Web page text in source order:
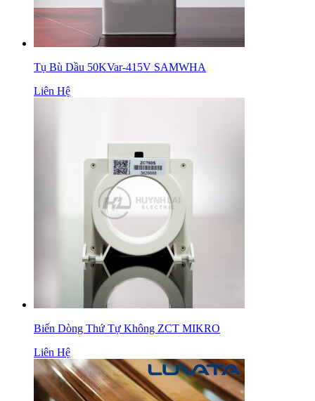
Tụ Bù Dầu 50KVar-415V SAMWHA
Liên Hệ
Biến Dòng Thứ Tự Không ZCT MIKRO
Liên Hệ